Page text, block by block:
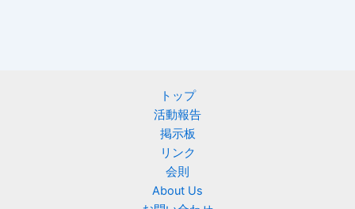
トップ
活動報告
掲示板
リンク
会則
About Us